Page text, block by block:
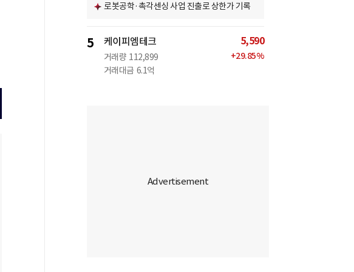
로봇공학·촉각센싱 사업 진출로 상한가 기록
5 케이피엠테크
거래량 112,899
거래대금 6.1억
5,590
+29.85%